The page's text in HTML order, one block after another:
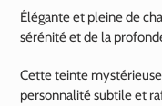
d'un
produit
votre
panier
Élégante et pleine de
sérénité et de la
Cette teinte
personnalité subtile et